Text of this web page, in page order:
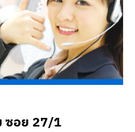
ซอย 27/1